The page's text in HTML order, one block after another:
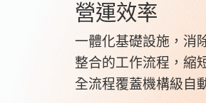
營運效率
一體化基礎設施，消
整合的工作流程，縮
全流程覆蓋機構級自